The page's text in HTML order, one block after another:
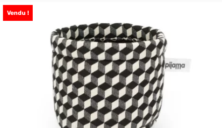
Vendu !